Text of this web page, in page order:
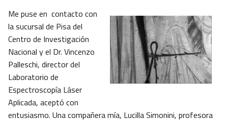
Me puse en contacto con
la sucursal de Pisa del
Centro de Investigación
Nacional y el Dr. Vincenzo
Palleschi, director del
Laboratorio de
Espectroscopía Láser
Aplicada, aceptó con
entusiasmo. Una compañera mía, Lucilla Simonini, profesora